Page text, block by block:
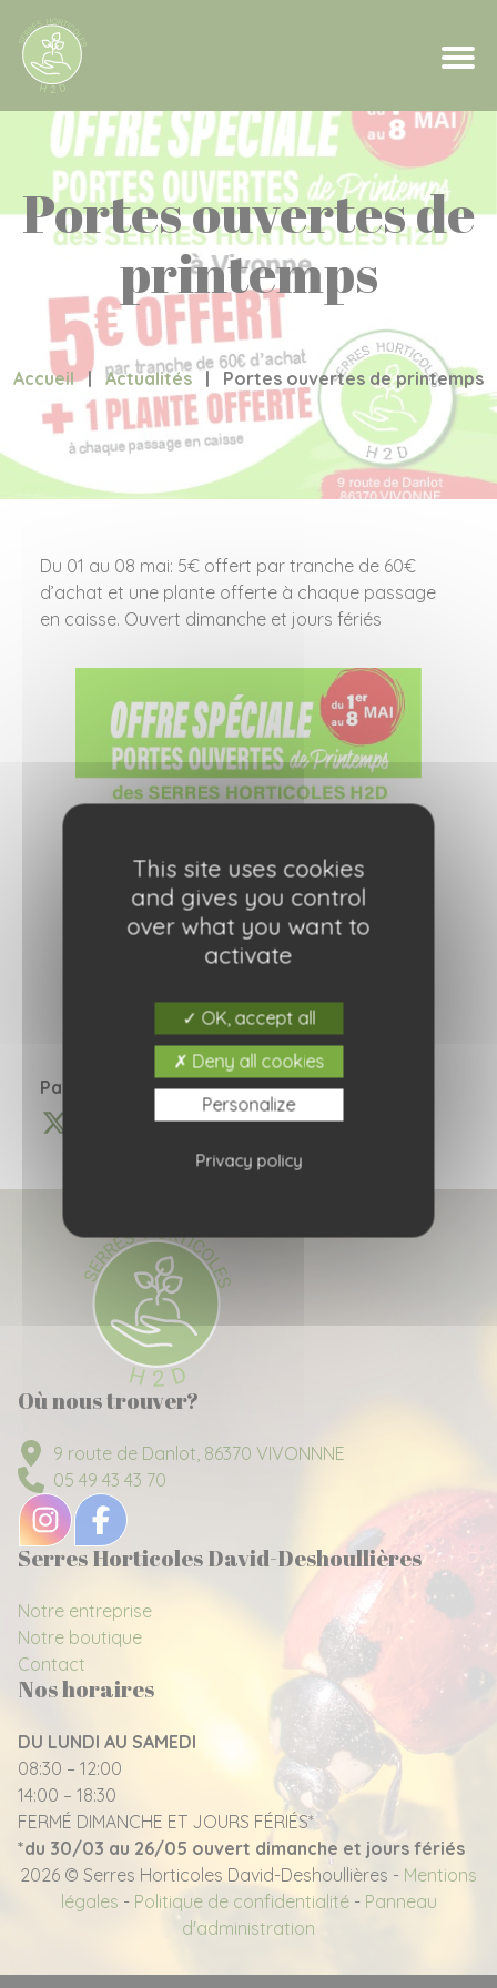
Portes ouvertes de
printemps
Accueil | Actualités | Portes ouvertes de printemps
Du 01 au 08 mai: 5€ offert par tranche de 60€
d’achat et une plante offerte à chaque passage
en caisse. Ouvert dimanche et jours fériés
Partagez cette information :
Où nous trouver?
9 route de Danlot, 86370 VIVONNNE
05 49 43 43 70
Serres Horticoles David-Deshoullières
Notre entreprise
Notre boutique
Contact
Nos horaires
DU LUNDI AU SAMEDI
08:30 – 12:00
14:00 – 18:30
FERMÉ DIMANCHE ET JOURS FÉRIÉS*
*du 30/03 au 26/05 ouvert dimanche et jours fériés
2026 © Serres Horticoles David-Deshoullières - Mentions
légales - Politique de confidentialité - Panneau
d'administration
This site uses cookies
and gives you control
over what you want to
activate
OK, accept all
Deny all cookies
Personalize
Privacy policy